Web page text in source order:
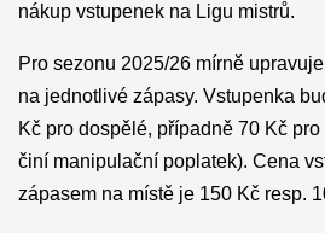
nákup vstupenek na Ligu mistrů.
Pro sezonu 2025/26 mírně
na jednotlivé zápasy. Vstupenka
Kč pro dospělé, případně 70 Kč
činí manipulační poplatek). Cena
zápasem na místě je 150 Kč resp.